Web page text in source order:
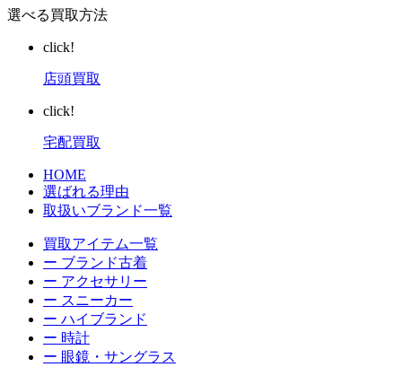
選べる買取方法
click!
店頭買取
click!
宅配買取
HOME
選ばれる理由
取扱いブランド一覧
買取アイテム一覧
ー ブランド古着
ー アクセサリー
ー スニーカー
ー ハイブランド
ー 時計
ー 眼鏡・サングラス